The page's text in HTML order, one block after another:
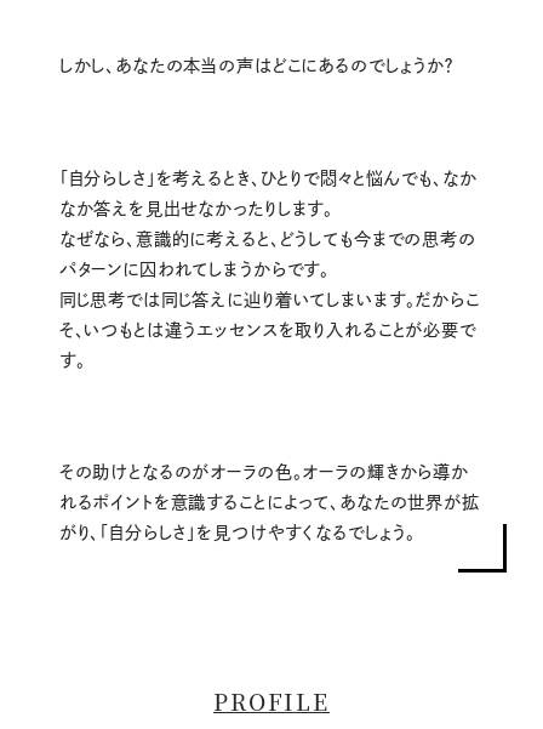
しかし、あなたの本当の声はどこにあるのでしょうか？
「自分らしさ」を考えるとき、ひとりで悶々と悩んでも、なか
なか答えを見出せなかったりします。
なぜなら、意識的に考えると、どうしても今までの思考の
パターンに囚われてしまうからです。
同じ思考では同じ答えに辿り着いてしまいます。だからこ
そ、いつもとは違うエッセンスを取り入れることが必要で
す。
その助けとなるのがオーラの色。オーラの輝きから導か
れるポイントを意識することによって、あなたの世界が拡
がり、「自分らしさ」を見つけやすくなるでしょう。
PROFILE